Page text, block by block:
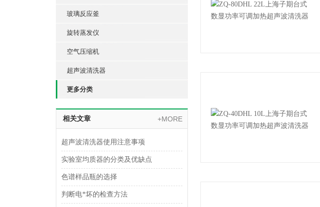
玻璃反应釜
旋转蒸发仪
空气压缩机
超声波清洗器
更多分类
相关文章 +MORE
超声波清洗器使用注意事项
实验室均质器的分类及优缺点
色谱样品瓶的选择
判断电*坏的检查方法